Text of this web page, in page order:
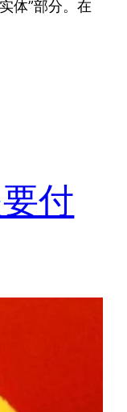
体”部分。在
付